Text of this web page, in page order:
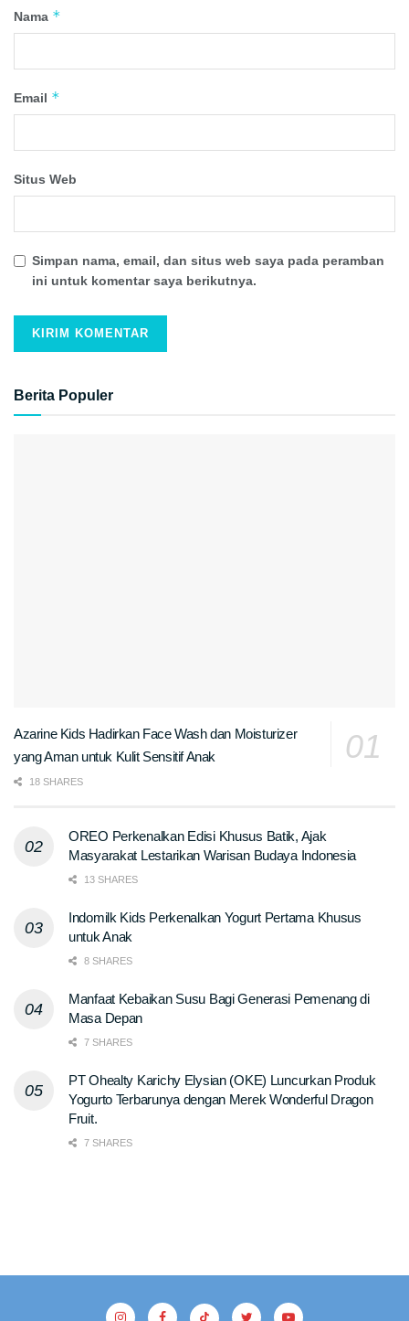
Nama *
Email *
Situs Web
Simpan nama, email, dan situs web saya pada peramban
ini untuk komentar saya berikutnya.
Berita Populer
Azarine Kids Hadirkan Face Wash dan Moisturizer
yang Aman untuk Kulit Sensitif Anak
18 SHARES
OREO Perkenalkan Edisi Khusus Batik, Ajak
Masyarakat Lestarikan Warisan Budaya Indonesia
13 SHARES
Indomilk Kids Perkenalkan Yogurt Pertama Khusus
untuk Anak
8 SHARES
Manfaat Kebaikan Susu Bagi Generasi Pemenang di
Masa Depan
7 SHARES
PT Ohealty Karichy Elysian (OKE) Luncurkan Produk
Yogurto Terbarunya dengan Merek Wonderful Dragon
Fruit.
7 SHARES